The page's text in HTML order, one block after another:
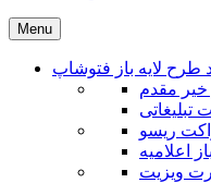
Menu
طرح لایه باز فتوشاپ
خیر مقدم
تبلیغاتی
ریسو
اعلامیه
ویزیت